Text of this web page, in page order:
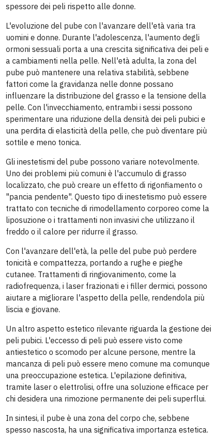
spessore dei peli rispetto alle donne.
L'evoluzione del pube con l'avanzare dell'età varia tra
uomini e donne. Durante l'adolescenza, l'aumento degli
ormoni sessuali porta a una crescita significativa dei peli e
a cambiamenti nella pelle. Nell'età adulta, la zona del
pube può mantenere una relativa stabilità, sebbene
fattori come la gravidanza nelle donne possano
influenzare la distribuzione del grasso e la tensione della
pelle. Con l'invecchiamento, entrambi i sessi possono
sperimentare una riduzione della densità dei peli pubici e
una perdita di elasticità della pelle, che può diventare più
sottile e meno tonica.
Gli inestetismi del pube possono variare notevolmente.
Uno dei problemi più comuni è l'accumulo di grasso
localizzato, che può creare un effetto di rigonfiamento o
"pancia pendente". Questo tipo di inestetismo può essere
trattato con tecniche di rimodellamento corporeo come la
liposuzione o i trattamenti non invasivi che utilizzano il
freddo o il calore per ridurre il grasso.
Con l'avanzare dell'età, la pelle del pube può perdere
tonicità e compattezza, portando a rughe e pieghe
cutanee. Trattamenti di ringiovanimento, come la
radiofrequenza, i laser frazionati e i filler dermici, possono
aiutare a migliorare l'aspetto della pelle, rendendola più
liscia e giovane.
Un altro aspetto estetico rilevante riguarda la gestione dei
peli pubici. L'eccesso di peli può essere visto come
antiestetico o scomodo per alcune persone, mentre la
mancanza di peli può essere meno comune ma comunque
una preoccupazione estetica. L'epilazione definitiva,
tramite laser o elettrolisi, offre una soluzione efficace per
chi desidera una rimozione permanente dei peli superflui.
In sintesi, il pube è una zona del corpo che, sebbene
spesso nascosta, ha una significativa importanza estetica.